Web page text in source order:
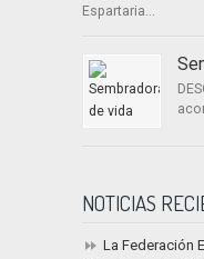
Espartaria...
NOTICIAS
La Federación